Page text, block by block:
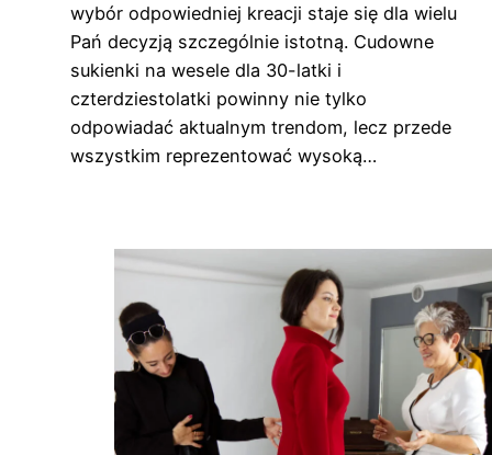
wybór odpowiedniej kreacji staje się dla wielu
Pań decyzją szczególnie istotną. Cudowne
sukienki na wesele dla 30-latki i
czterdziestolatki powinny nie tylko
odpowiadać aktualnym trendom, lecz przede
wszystkim reprezentować wysoką…